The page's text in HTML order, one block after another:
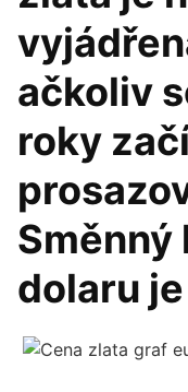
ačkoliv
roky
Směnný
dolaru